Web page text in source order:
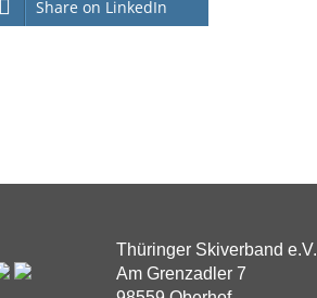
Share on LinkedIn
Thüringer Skiverband e.V.
Am Grenzadler 7